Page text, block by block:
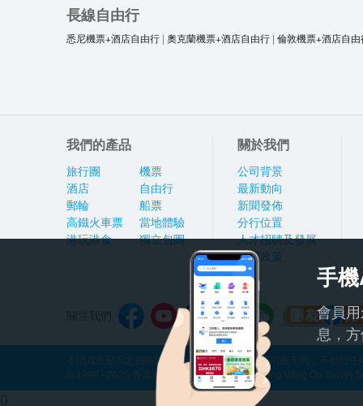
長線自由行
悉尼機票+酒店自由行 | 奧克蘭機票+酒店自由行 | 倫敦機票+酒店自由
我們的產品
旅行團
酒店
郵輪
高鐵火車票
港玩港食
機票
自由行
船票
當地體驗
獨立包團
關於我們
公司背景
最新動向
新聞發佈
分行位置
人才招聘及發展
私隱政策
本網頁所顯示之價格因應產品種類及出發日期而有所不同，不包括
© 1999 - 2026 香港永安旅遊有限公司 Hong Kong Wing On Travel
手
會員
息，